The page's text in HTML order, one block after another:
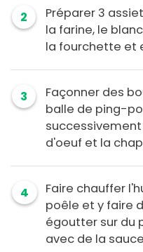
2
Préparer 3
la farine, le
la fourchette et
3
Façonner des
balle de ping-
d'oeuf et la
4
Faire chauffer
poêle et y faire
égoutter sur du
avec de la